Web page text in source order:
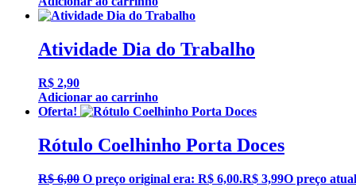
Atividade Dia do Trabalho
R$ 2,90
Adicionar ao carrinho
Oferta!
Rótulo Coelhinho Porta Doces
R$6,00 O preço original era: R$ 6,00.R$ 3,99O preço